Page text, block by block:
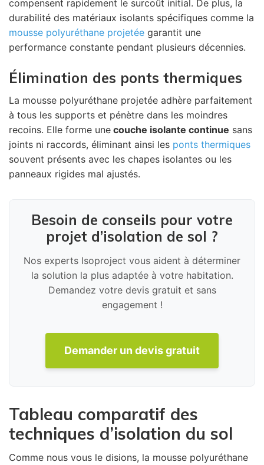
compensent rapidement le surcoût initial. De plus, la
durabilité des matériaux isolants spécifiques comme la
mousse polyuréthane projetée garantit une
performance constante pendant plusieurs décennies.
Élimination des ponts thermiques
La mousse polyuréthane projetée adhère parfaitement
à tous les supports et pénètre dans les moindres
recoins. Elle forme une couche isolante continue sans
joints ni raccords, éliminant ainsi les ponts thermiques
souvent présents avec les chapes isolantes ou les
panneaux rigides mal ajustés.
Besoin de conseils pour votre
projet d’isolation de sol ?
Nos experts Isoproject vous aident à déterminer
la solution la plus adaptée à votre habitation.
Demandez votre devis gratuit et sans
engagement !
Demander un devis gratuit
Tableau comparatif des
techniques d’isolation du sol
Comme nous vous le disions, la mousse polyuréthane